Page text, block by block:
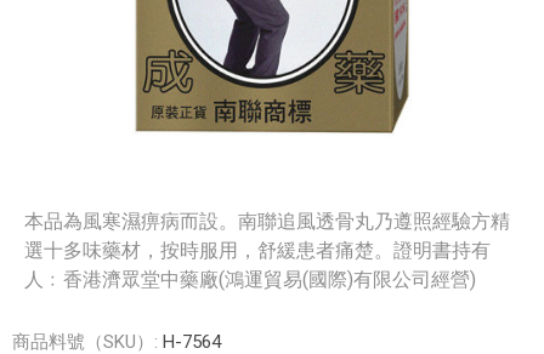
本品為風寒濕痹病而設。南聯追風透骨丸乃遵照經驗方精
選十多味藥材，按時服用，舒緩患者痛楚。證明書持有
人﹕香港濟眾堂中藥廠(鴻運貿易(國際)有限公司經營)
商品料號（SKU）: H-7564